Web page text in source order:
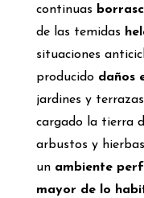
continuas
de las temidas
situaciones
producido daños
jardines y
cargado la tierra
arbustos y
un ambiente
mayor de lo